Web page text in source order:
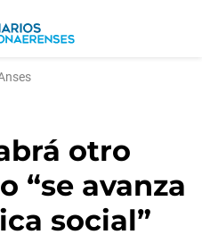
otro
“se avanza
social”